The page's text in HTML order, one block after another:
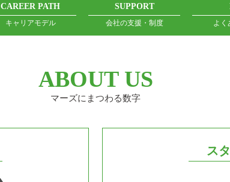
CAREER PATH
キャリアモデル
SUPPORT
会社の支援・制度 よく
ABOUT US
マーズにまつわる数字
ス